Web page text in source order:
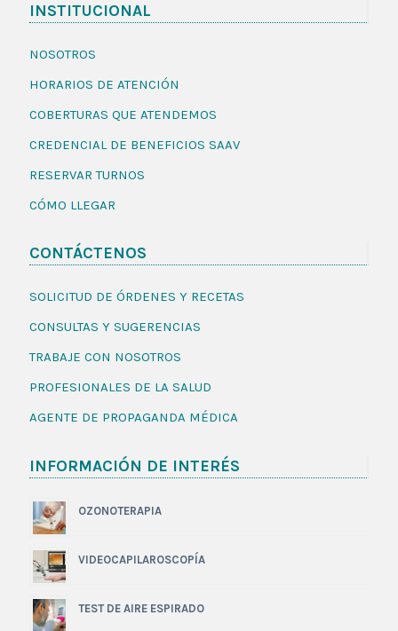
INSTITUCIONAL
NOSOTROS
HORARIOS DE ATENCIÓN
COBERTURAS QUE ATENDEMOS
CREDENCIAL DE BENEFICIOS SAAV
RESERVAR TURNOS
CÓMO LLEGAR
CONTÁCTENOS
SOLICITUD DE ÓRDENES Y RECETAS
CONSULTAS Y SUGERENCIAS
TRABAJE CON NOSOTROS
PROFESIONALES DE LA SALUD
AGENTE DE PROPAGANDA MÉDICA
INFORMACIÓN DE INTERÉS
OZONOTERAPIA
VIDEOCAPILAROSCOPÍA
TEST DE AIRE ESPIRADO